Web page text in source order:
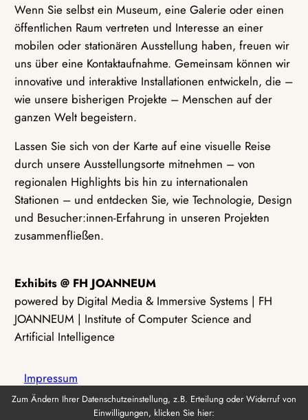
Wenn Sie selbst ein Museum, eine Galerie oder einen
öffentlichen Raum vertreten und Interesse an einer
mobilen oder stationären Ausstellung haben, freuen wir
uns über eine Kontaktaufnahme. Gemeinsam können wir
innovative und interaktive Installationen entwickeln, die –
wie unsere bisherigen Projekte – Menschen auf der
ganzen Welt begeistern.
Lassen Sie sich von der Karte auf eine visuelle Reise
durch unsere Ausstellungsorte mitnehmen – von
regionalen Highlights bis hin zu internationalen
Stationen – und entdecken Sie, wie Technologie, Design
und Besucher:innen-Erfahrung in unseren Projekten
zusammenfließen.
Exhibits @ FH JOANNEUM
powered by Digital Media & Immersive Systems | FH
JOANNEUM | Institute of Computer Science and
Artificial Intelligence
Impressum
Zum Ändern Ihrer Datenschutzeinstellung, z.B. Erteilung oder Widerruf von
Einwilligungen, klicken Sie hier: